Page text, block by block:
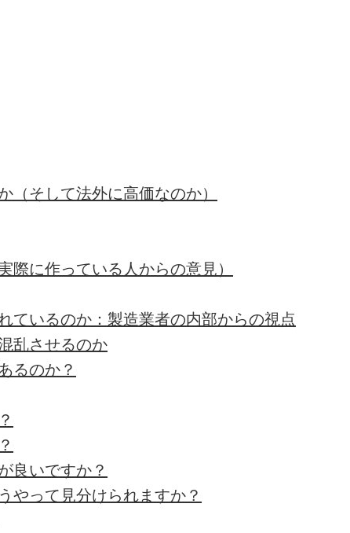
（そして法外に高価なのか）
に作っている人からの意見）
ているのか：製造業者の内部からの視点
乱させるのか
るのか？
良いですか？
やって見分けられますか？